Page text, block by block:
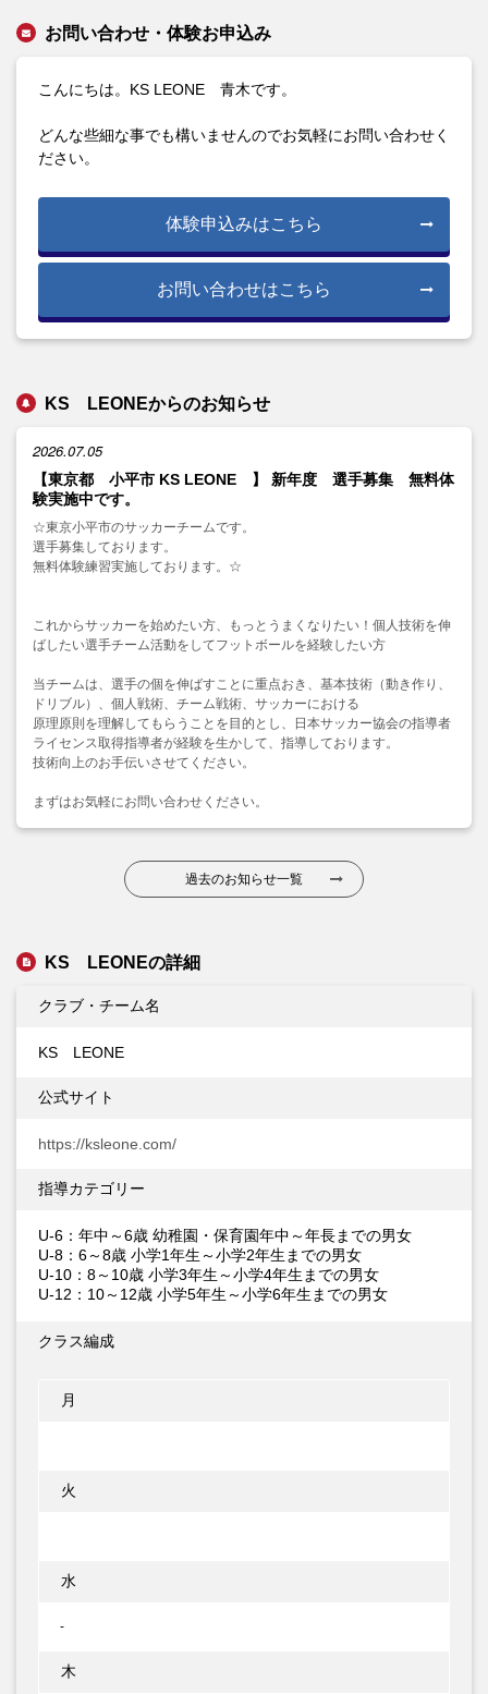
お問い合わせ・体験お申込み
こんにちは。KS LEONE 青木です。
どんな些細な事でも構いませんのでお気軽にお問い合わせく
ださい。
体験申込みはこちら
お問い合わせはこちら
KS LEONEからのお知らせ
2026.07.05
【東京都 小平市 KS LEONE 】 新年度 選手募集 無料体
験実施中です。
☆東京小平市のサッカーチームです。
選手募集しております。
無料体験練習実施しております。☆
これからサッカーを始めたい方、もっとうまくなりたい！個人技術を伸
ばしたい選手チーム活動をしてフットボールを経験したい方
当チームは、選手の個を伸ばすことに重点おき、基本技術（動き作り、
ドリブル）、個人戦術、チーム戦術、サッカーにおける
原理原則を理解してもらうことを目的とし、日本サッカー協会の指導者
ライセンス取得指導者が経験を生かして、指導しております。
技術向上のお手伝いさせてください。
まずはお気軽にお問い合わせください。
過去のお知らせ一覧
KS LEONEの詳細
クラブ・チーム名
KS LEONE
公式サイト
https://ksleone.com/
指導カテゴリー
U-6：年中～6歳 幼稚園・保育園年中～年長までの男女
U-8：6～8歳 小学1年生～小学2年生までの男女
U-10：8～10歳 小学3年生～小学4年生までの男女
U-12：10～12歳 小学5年生～小学6年生までの男女
クラス編成
月
火
水
-
木